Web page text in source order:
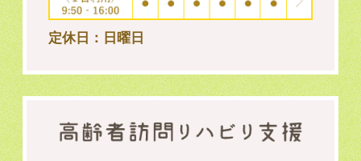
定休日：日曜日